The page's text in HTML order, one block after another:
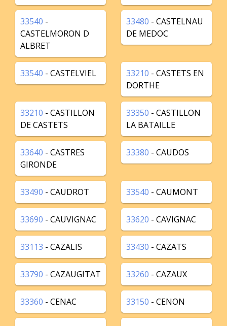
33540 -
CASTELMORON D
ALBRET
33480 - CASTELNAU
DE MEDOC
33540 - CASTELVIEL 33210 - CASTETS EN
DORTHE
33210 - CASTILLON
DE CASTETS
33350 - CASTILLON
LA BATAILLE
33640 - CASTRES
GIRONDE
33380 - CAUDOS
33490 - CAUDROT 33540 - CAUMONT
33690 - CAUVIGNAC 33620 - CAVIGNAC
33113 - CAZALIS 33430 - CAZATS
33790 - CAZAUGITAT 33260 - CAZAUX
33360 - CENAC 33150 - CENON